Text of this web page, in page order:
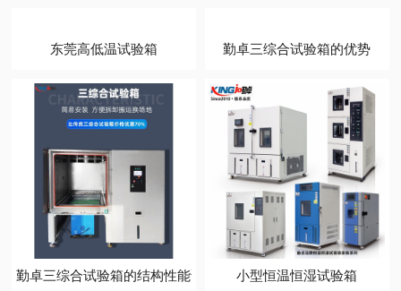
预制菜包装盒恒温恒湿试验箱（有哪些要求）
勤卓三综合试验箱的优势